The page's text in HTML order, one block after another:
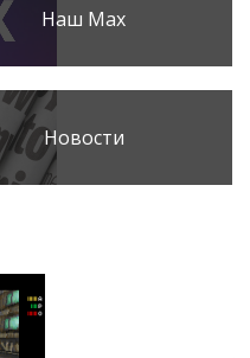
Наш Max
Новости